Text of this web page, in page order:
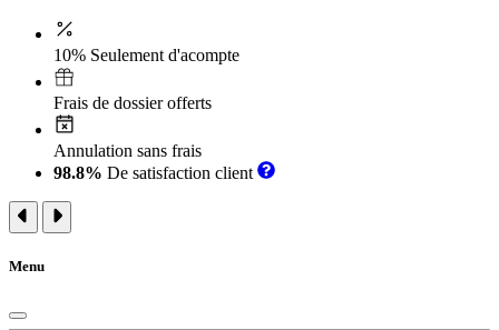
10% Seulement d'acompte
Frais de dossier offerts
Annulation sans frais
98.8% De satisfaction client
Menu